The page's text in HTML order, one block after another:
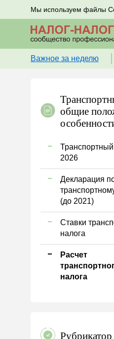
Мы используем файлы
Подписывайтесь на
Важное за неделю
общие
2026
Декларация
(до 2021)
Ставки
налога
Расчет
налога
Рубрикатор